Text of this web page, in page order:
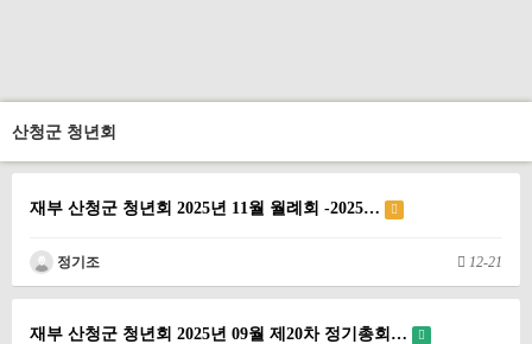
산청군 청년회
재부 산청군 청년회 2025년 11월 월례회 -2025…
정기조 12-21
재부 산청군 청년회 2025년 09월 제20차 정기총회…